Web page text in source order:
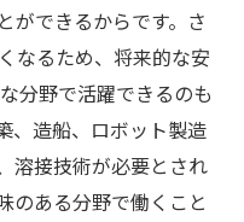
ができるからです。さ
なるため、将来的な安
分野で活躍できるのも
、造船、ロボット製造
溶接技術が必要とされ
のある分野で働くこと